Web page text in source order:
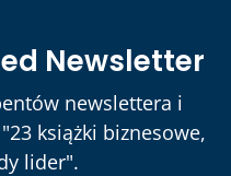
Newsletter
newslettera i
książki biznesowe,
lider".